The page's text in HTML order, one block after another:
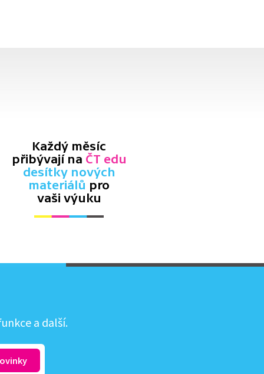
Každý měsíc
přibývají na ČT edu
desítky nových
materiálů pro
vaši výuku
a další.